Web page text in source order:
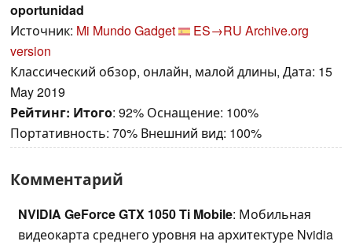
oportunidad
Источник: Mi Mundo Gadget ES→RU Archive.org
version
Классический обзор, онлайн, малой длины, Дата: 15
May 2019
Рейтинг: Итого: 92% Оснащение: 100%
Портативность: 70% Внешний вид: 100%
Комментарий
NVIDIA GeForce GTX 1050 Ti Mobile: Мобильная
видеокарта среднего уровня на архитектуре Nvidia